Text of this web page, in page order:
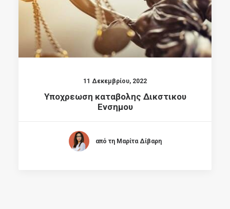
11 Δεκεμβρίου, 2022
Υποχρεωση καταβολης Δικστικου
Ενσημου
από τη Μαρίτα Δίβαρη